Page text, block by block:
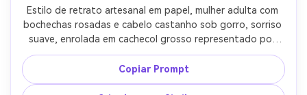
Estilo de retrato artesanal em papel, mulher adulta com
bochechas rosadas e cabelo castanho sob gorro, sorriso
suave, enrolada em cachecol grosso representado por
tiras de papel dobrado, fundo de recortes de flocos de
neve e pinheiros em camadas, luz suave fria, alívio suave
de sombras, ombros para cima 4:5, paleta invernal
Copiar Prompt